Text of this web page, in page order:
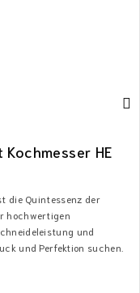
HE
die Quintessenz der
hochwertigen
und
und Perfektion suchen.